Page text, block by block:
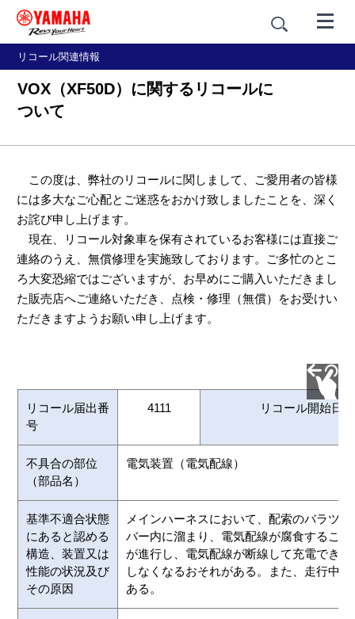
リコール関連情報
VOX（XF50D）に関するリコールに
ついて
この度は、弊社のリコールに関しまして、ご愛用者の皆様
には多大なご心配とご迷惑をおかけ致しましたことを、深く
お詫び申し上げます。
現在、リコール対象車を保有されているお客様には直接ご
連絡のうえ、無償修理を実施致しております。ご多忙のとこ
ろ大変恐縮ではございますが、お早めにご購入いただきまし
た販売店へご連絡いただき、点検・修理（無償）をお受けい
ただきますようお願い申し上げます。
リコール届出番
号
4111 リコール開始日
不具合の部位
（部品名）
電気装置（電気配線）
基準不適合状態
にあると認める
構造、装置又は
性能の状況及び
その原因
メインハーネスにおいて、配索のバラツ
バー内に溜まり、電気配線が腐食するこ
が進行し、電気配線が断線して充電でき
しなくなるおそれがある。また、走行中
ある。